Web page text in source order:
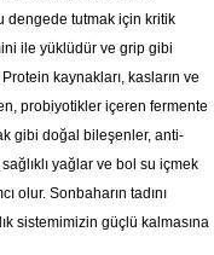
dengede tutmak için kritik
ile yüklüdür ve grip gibi
kaynakları, kasların ve
probiyotikler içeren fermente
gibi doğal bileşenler, anti-
yağlar ve bol su içmek
olur. Sonbaharın tadını
sistemimizin güçlü kalmasına